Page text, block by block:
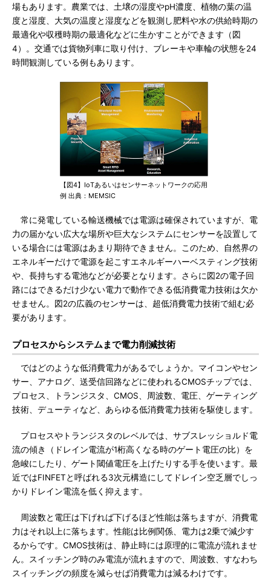
場もあります。農業では、土壌の湿度やpH濃度、植物の葉の温
度と湿度、大気の温度と湿度などを観測し肥料や水の供給時期の
最適化や収穫時期の最適化などに生かすことができます（図
4）。交通では貨物列車に取り付け、ブレーキや車輪の状態を24
時間観測している例もあります。
【図4】IoTあるいはセンサーネットワークの応用
例 出典：MEMSIC
常に発電している輸送機械では電源は確保されていますが、電
力の届かない広大な場所や巨大なシステムにセンサーを設置して
いる場合には電源はあまり期待できません。このため、自然界の
エネルギーだけで電源を起こすエネルギーハーベスティング技術
や、長持ちする電池などが必要となります。さらに図2の電子回
路にはできるだけ少ない電力で動作できる低消費電力技術は欠か
せません。図2の広義のセンサーは、超低消費電力技術で組む必
要があります。
プロセスからシステムまで電力削減技術
ではどのような低消費電力があるでしょうか。マイコンやセン
サー、アナログ、送受信回路などに使われるCMOSチップでは、
プロセス、トランジスタ、CMOS、周波数、電圧、ゲーティング
技術、デューティなど、あらゆる低消費電力技術を駆使します。
プロセスやトランジスタのレベルでは、サブスレッショルド電
流の傾き（ドレイン電流が1桁高くなる時のゲート電圧の比）を
急峻にしたり、ゲート閾値電圧を上げたりする手を使います。最
近ではFINFETと呼ばれる3次元構造にしてドレイン空乏層でしっ
かりドレイン電流を低く抑えます。
周波数と電圧は下げれば下げるほど性能は落ちますが、消費電
力はそれ以上に落ちます。性能は比例関係、電力は2乗で減少す
るからです。CMOS技術は、静止時には原理的に電流が流れませ
ん。スイッチング時のみ電流が流れますので、周波数、すなわち
スイッチングの頻度を減らせば消費電力は減るわけです。